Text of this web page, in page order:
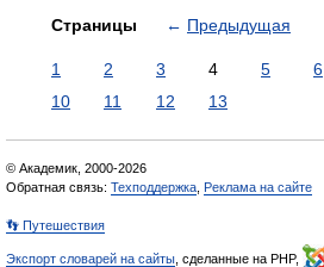
Страницы ← Предыдущая
1 2 3 4 5 6
10
11 12 13
© Академик, 2000-2026
Обратная связь: Техподдержка Реклама на сайте
👣 Путешествия
Экспорт словарей на сайты , сделанные на PHP,